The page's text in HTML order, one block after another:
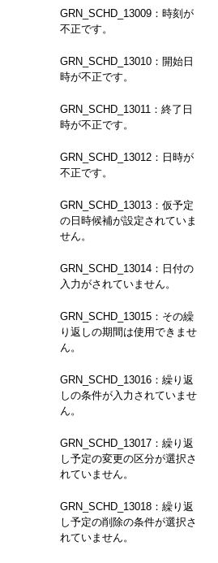
GRN_SCHD_13009：時刻が
不正です。
GRN_SCHD_13010：開始日
時が不正です。
GRN_SCHD_13011：終了日
時が不正です。
GRN_SCHD_13012：日時が
不正です。
GRN_SCHD_13013：仮予定
の日時候補が設定されていま
せん。
GRN_SCHD_13014：日付の
入力がされていません。
GRN_SCHD_13015：その繰
り返しの期間は使用できませ
ん。
GRN_SCHD_13016：繰り返
しの条件が入力されていませ
ん。
GRN_SCHD_13017：繰り返
し予定の変更の区分が選択さ
れていません。
GRN_SCHD_13018：繰り返
し予定の削除の条件が選択さ
れていません。